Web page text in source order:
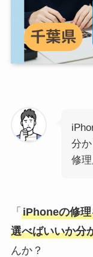
分
修
「 iPhoneの修理
選べばいいか分
んか？